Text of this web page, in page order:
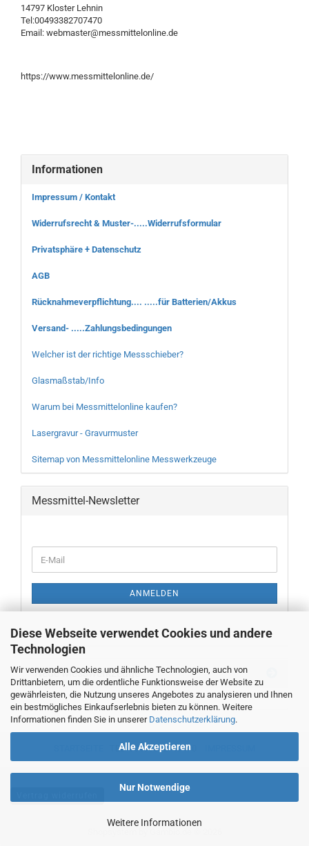
Diese Webseite verwendet Cookies und andere
Technologien
Wir verwenden Cookies und ähnliche Technologien, auch von
Drittanbietern, um die ordentliche Funktionsweise der Website zu
gewährleisten, die Nutzung unseres Angebotes zu analysieren und Ihnen
ein bestmögliches Einkaufserlebnis bieten zu können. Weitere
Informationen finden Sie in unserer Datenschutzerklärung.
Alle Akzeptieren
Nur Notwendige
Weitere Informationen
14797 Kloster Lehnin
Tel:00493382707470
Email: webmaster@messmittelonline.de
https://www.messmittelonline.de/
Informationen
Impressum / Kontakt
Widerrufsrecht & Muster-.....Widerrufsformular
Privatsphäre + Datenschutz
AGB
Rücknahmeverpflichtung.... .....für Batterien/Akkus
Versand- .....Zahlungsbedingungen
Welcher ist der richtige Messschieber?
Glasmaßstab/Info
Warum bei Messmittelonline kaufen?
Lasergravur - Gravurmuster
Sitemap von Messmittelonline Messwerkzeuge
Messmittel-Newsletter
ZUR
E-
Mail
ANMELDEN
Neue Messwerkzeuge
TEL. 00493382707470